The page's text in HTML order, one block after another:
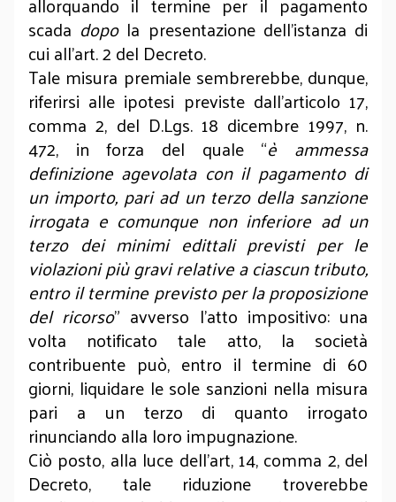
scada dopola presentazione dell’istanza di
cui all’art. 2 del Decreto.
Tale misura premiale sembrerebbe, dunque,
riferirsi alle ipotesi previste dall’articolo 17,
comma 2, del D.Lgs. 18 dicembre 1997, n.
472, in forza del quale “è ammessa
definizione agevolata con il pagamento di
un importo, pari ad un terzo della sanzione
irrogata e comunque non inferiore ad un
terzo dei minimi edittali previsti per le
violazioni più gravi relative a ciascun tributo,
entro il termine previsto per la proposizione
del ricorso” avverso l’atto impositivo: una
volta notificato tale atto, la società
contribuente può, entro il termine di 60
giorni, liquidare le sole sanzioni nella misura
pari a un terzo di quanto irrogato
rinunciando alla loro impugnazione.
Ciò posto, alla luce dell’art, 14, comma 2, del
Decreto, tale riduzione troverebbe